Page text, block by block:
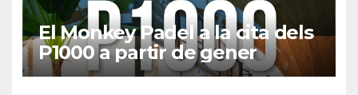
El Monkey Padel a la cita dels
P1000 a partir de gener